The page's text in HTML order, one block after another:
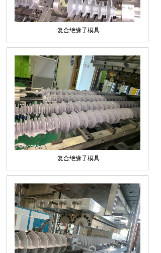
复合绝缘子模具
复合绝缘子模具